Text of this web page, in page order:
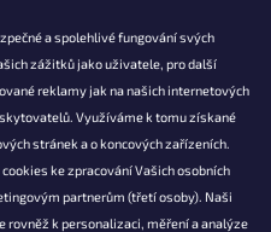
a spolehlivé fungování svých
zážitků jako uživatele, pro další
reklamy jak na našich internetových
Využíváme k tomu získané
stránek a o koncových zařízeních.
ke zpracování Vašich osobních
partnerům (třetí osoby). Naši
rovněž k personalizaci, měření a analýze